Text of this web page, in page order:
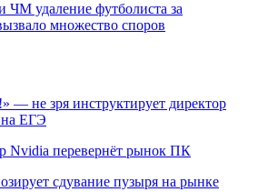
ЧМ удаление футболиста за
множество споров
— не зря инструктирует директор
ЕГЭ
Nvidia перевернёт рынок ПК
сдувание пузыря на рынке